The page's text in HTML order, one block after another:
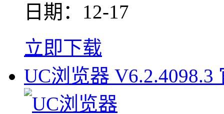
日期：12-17
立即下载
UC浏览器 V6.2.4098.3